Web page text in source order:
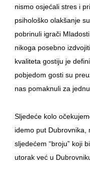
nismo osjećali stres i
psihološko olakšanje
pobrinuli igrači
nikoga posebno
kvaliteta gostiju je
pobjedom gosti su
nas pomaknuli za
Sljedeće kolo
idemo put Dubrovnika,
sljedećem “broju” koji
utorak već u